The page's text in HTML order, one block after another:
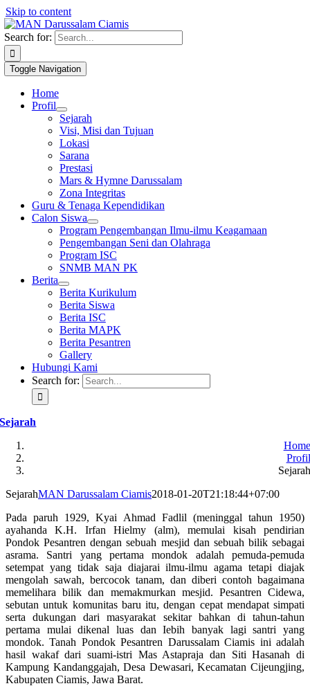
Skip to content
Search for:
Toggle Navigation
Home
Profil
Sejarah
Visi, Misi dan Tujuan
Lokasi
Sarana
Prestasi
Mars & Hymne Darussalam
Zona Integritas
Guru & Tenaga Kependidikan
Calon Siswa
Program Pengembangan Ilmu-ilmu Keagamaan
Pengembangan Seni dan Olahraga
Program ISC
SNMB MAN PK
Berita
Berita Kurikulum
Berita Siswa
Berita ISC
Berita MAPK
Berita Pesantren
Gallery
Hubungi Kami
Search for:
Sejarah
Home
Profil
Sejarah
SejarahMAN Darussalam Ciamis2018-01-20T21:18:44+07:00
Pada paruh 1929, Kyai Ahmad Fadlil (meninggal tahun 1950)
ayahanda K.H. Irfan Hielmy (alm), memulai kisah pendirian
Pondok Pesantren dengan sebuah mesjid dan sebuah bilik sebagai
asrama. Santri yang pertama mondok adalah pemuda-pemuda
setempat yang tidak saja diajarai ilmu-ilmu agama tetapi diajak
mengolah sawah, bercocok tanam, dan diberi contoh bagaimana
memelihara bilik dan memakmurkan mesjid. Pesantren Cidewa,
sebutan untuk komunitas baru itu, dengan cepat mendapat simpati
serta dukungan dari masyarakat sekitar bahkan di tahun-tahun
pertama mulai dikenal luas dan Iebih banyak lagi santri yang
mondok. Tanah Pondok Pesantren Darussalam Ciamis ini adalah
hasil wakaf dari suami-istri Mas Astapraja dan Siti Hasanah di
Kampung Kandanggajah, Desa Dewasari, Kecamatan Cijeungjing,
Kabupaten Ciamis, Jawa Barat.